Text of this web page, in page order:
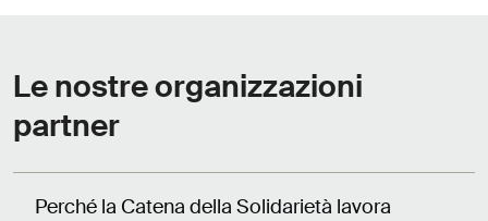
Le nostre organizzazioni
partner
Perché la Catena della Solidarietà lavora